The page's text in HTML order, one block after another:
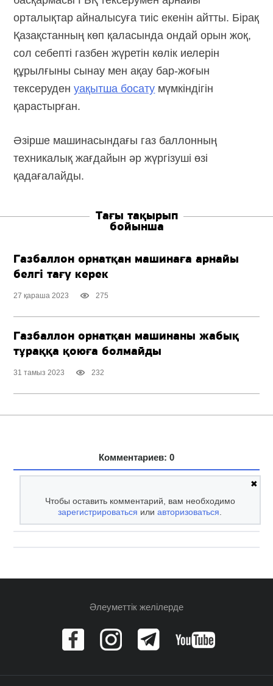
орталықтар айналысуға тиіс екенін айтты. Бірақ
Қазақстанның көп қаласында ондай орын жоқ,
сол себепті газбен жүретін көлік иелерін
құрылғыны сынау мен ақау бар-жоғын
тексеруденуақытша босату мүмкіндігін
қарастырған.
Әзірше машинасындағы газ баллонның
техникалық жағдайын әр жүргізуші өзі
қадағалайды.
Тағы тақырып
бойынша
Газбаллон орнатқан машинаға арнайы
белгі тағу керек
27 қараша 2023 275
Газбаллон орнатқан машинаны жабық
тұраққа қоюға болмайды
31 тамыз 2023 232
Комментариев: 0
✖
Чтобы оставить комментарий, вам необходимо
зарегистрироваться илиавторизоваться.
Әлеуметтік желілерде